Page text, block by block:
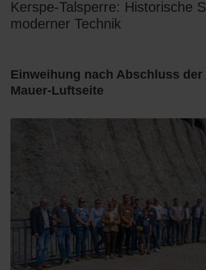
Kerspe-Talsperre: Historische
moderner Technik
Einweihung nach Abschluss
Mauer-Luftseite